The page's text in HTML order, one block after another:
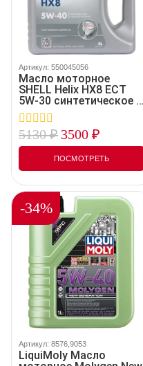
Артикул: 550045056
Масло моторное
SHELL Helix HX8 ECT
5W-30 синтетическое 4
л 550045056
0
out
5
5130₽ 3500 ₽
ПОСМОТРЕТЬ
-34%
Артикул: 8576,9053
LiquiMoly Масло